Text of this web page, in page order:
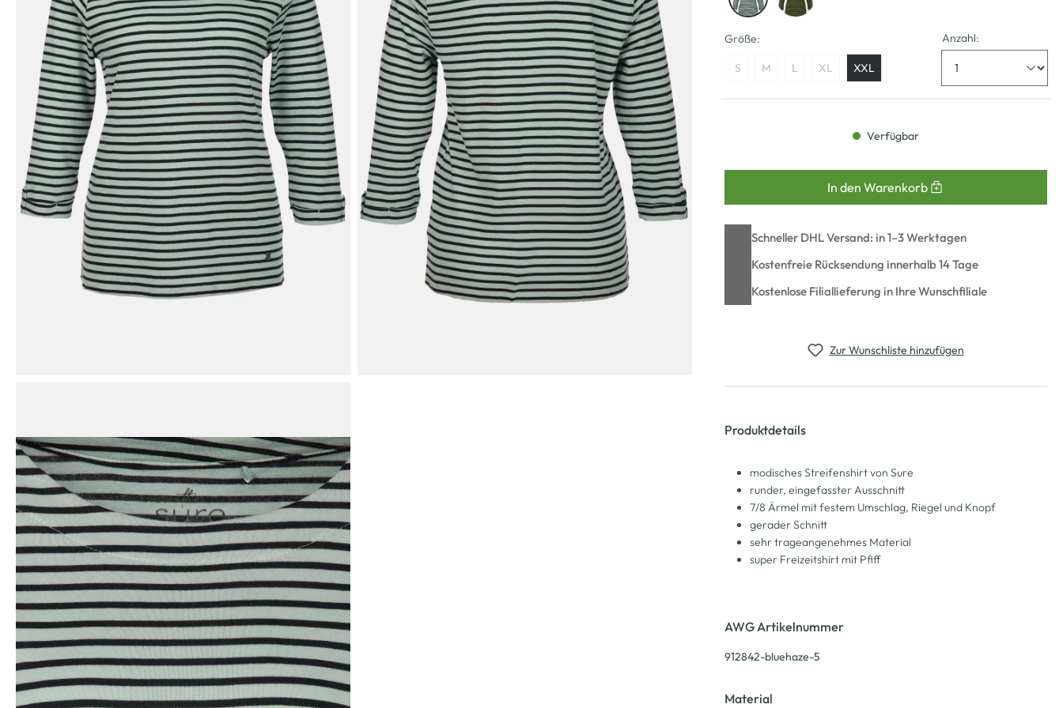
Größe:
S M L XL XXL
Anzahl:
Verfügbar
In den Warenkorb
Schneller DHL Versand: in 1–3 Werktagen
Kostenfreie Rücksendung innerhalb 14 Tage
Kostenlose Filiallieferung in Ihre Wunschfiliale
Zur Wunschliste hinzufügen
Produktdetails
modisches Streifenshirt von Sure
runder, eingefasster Ausschnitt
7/8 Ärmel mit festem Umschlag, Riegel und Knopf
gerader Schnitt
sehr trageangenehmes Material
super Freizeitshirt mit Pfiff
AWG Artikelnummer
912842-bluehaze-5
Material